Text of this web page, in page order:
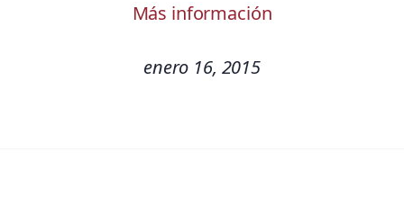
Más información
enero 16, 2015